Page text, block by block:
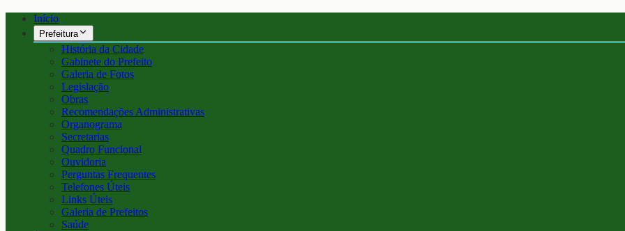
Início
Prefeitura
História da Cidade
Gabinete do Prefeito
Galeria de Fotos
Legislação
Obras
Recomendações Administrativas
Organograma
Secretarias
Quadro Funcional
Ouvidoria
Perguntas Frequentes
Telefones Úteis
Links Úteis
Galeria de Prefeitos
Saúde